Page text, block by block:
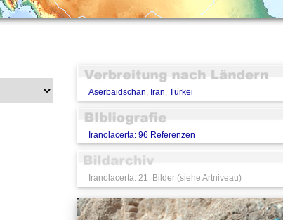
Aserbaidschan, Iran, Türkei
Iranolacerta: 96 Referenzen
Iranolacerta: 21 Bilder (siehe Artniveau)